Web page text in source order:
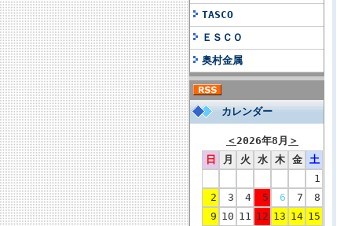
TASCO
ＥＳＣＯ
奥村金属
カレンダー
＜2026年8月 ＞
日
月 火 水 木 金
土
1
2
3 4 5 6 7
8
9 10 11 12 13 14 15